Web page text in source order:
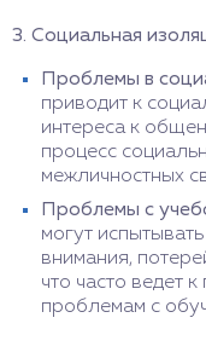
3. Социальная
Проблемы в
приводит к
интереса к
процесс
межличностных
Проблемы с
могут
внимания,
что часто ведет
проблемам с